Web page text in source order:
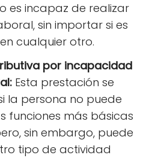
es incapaz de realizar
sin importar si es
cualquier otro.
por incapacidad
Esta prestación se
la persona no puede
funciones más básicas
sin embargo, puede
tipo de actividad